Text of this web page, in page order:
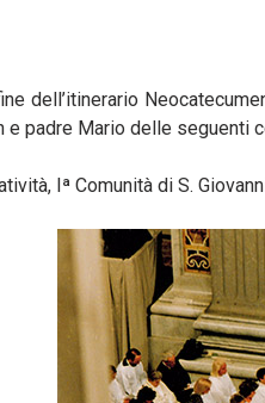
dell’itinerario
padre Mario delle seguenti
Iª Comunità di S.